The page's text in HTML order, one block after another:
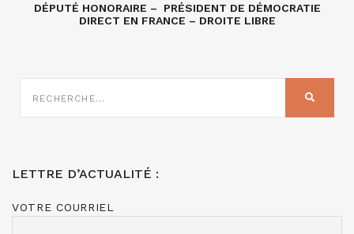
DÉPUTÉ HONORAIRE – PRÉSIDENT DE DÉMOCRATIE
DIRECT EN FRANCE – DROITE LIBRE
RECHERCHE
SUR
LETTRE D’ACTUALITÉ :
VOTRE COURRIEL